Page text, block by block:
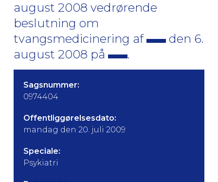
august 2008 vedrørende
beslutning om
tvangsmedicinering af
den 6.
august 2008 på
.
Sagsnummer:
0974404
Offentliggørelsesdato:
mandag den 20. juli 2009
Speciale:
Psykiatri